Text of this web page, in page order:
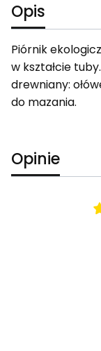
Opis
Piórnik
w kształcie
drewniany:
do mazania.
Opinie